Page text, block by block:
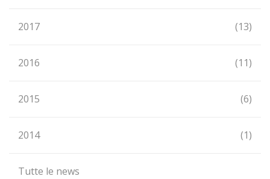
2017 (13)
2016 (11)
2015 (6)
2014 (1)
Tutte le news